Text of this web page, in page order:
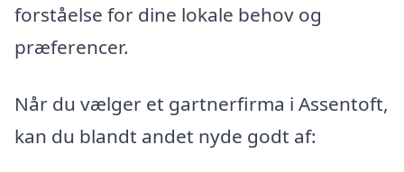
forståelse for dine lokale behov og
præferencer.
Når du vælger et gartnerfirma i Assentoft,
kan du blandt andet nyde godt af: